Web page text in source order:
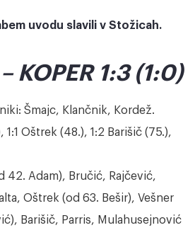
uvodu slavili v Stožicah.
KOPER 1:3 (1:0)
Šmajc, Klančnik, Kordež.
1:1 Oštrek (48.), 1:2 Barišič (75.),
42. Adam), Bručić, Rajčević,
Oštrek (od 63. Bešir), Vešner
Barišič, Parris, Mulahusejnović